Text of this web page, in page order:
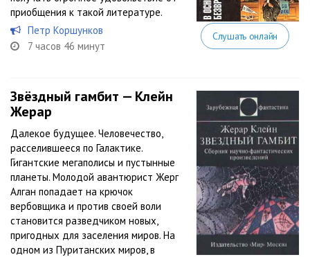
приобщения к такой литературе.
Петр Коршунков
7 часов 46 минут
Слушать онлайн
Звёздный гамбит — Клейн
Жерар
Далекое будущее. Человечество,
расселившееся по Галактике.
Гигантские мегаполисы и пустынные
планеты. Молодой авантюрист Жерг
Алган попадает на крючок
вербовщика и против своей воли
становится разведчиком новых,
пригодных для заселения миров. На
одном из Пуританских миров, в